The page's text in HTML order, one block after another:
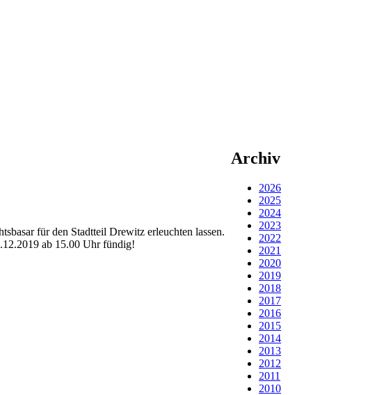
für den Stadtteil Drewitz erleuchten lassen.
ab 15.00 Uhr fündig!
Archiv
2026
2025
2024
2023
2022
2021
2020
2019
2018
2017
2016
2015
2014
2013
2012
2011
2010